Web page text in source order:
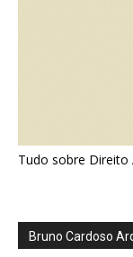
Tudo sobre Direito
Bruno Cardoso